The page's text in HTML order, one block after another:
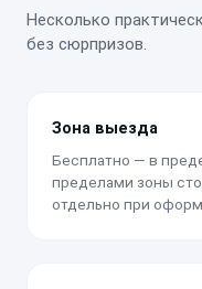
Несколько
без сюрпризов.
Зона выезда
Бесплатно — в
пределами зоны
отдельно при